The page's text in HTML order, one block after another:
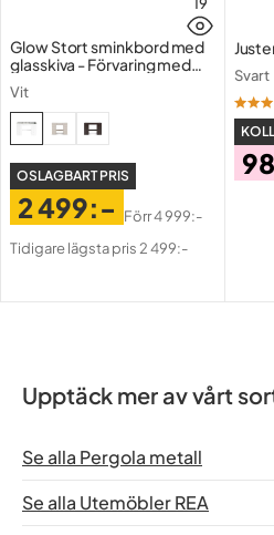
Väderbeständighet
Serie
Tak ingår
Glow Stort sminkbord med
glasskiva - Förvaring med
Vit
OSLAGBART PRIS
Pris
2 499:-
Original
Förr4 999:-
Tidigare lägsta pris 2 499:-
Svart
Upptäck mer av vårt
Se alla Pergola metall
Se alla Utemöbler REA